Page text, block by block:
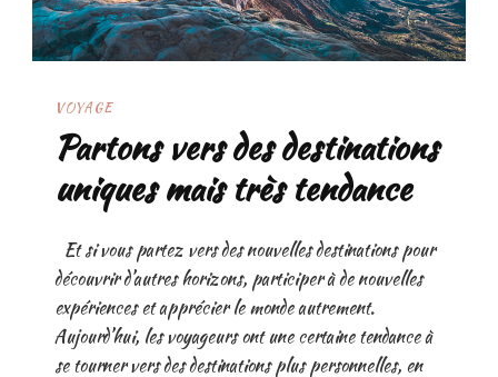
VOYAGE
Partons vers des destinations
uniques mais très tendance
Et si vous partez vers des nouvelles destinations pour
découvrir d’autres horizons, participer à de nouvelles
expériences et apprécier le monde autrement.
Aujourd’hui, les voyageurs ont une certaine tendance à
se tourner vers des destinations plus personnelles, en